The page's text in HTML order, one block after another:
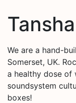
We are a hand-
Somerset, UK.
a healthy dose of
soundsystem
boxes!